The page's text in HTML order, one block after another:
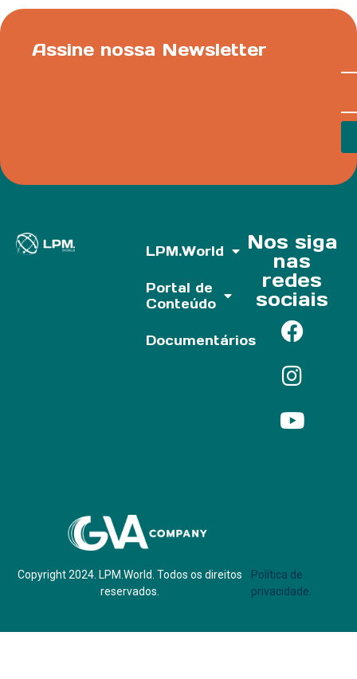
Assine nossa Newsletter
LPM.World
Portal de
Conteúdo
Documentários
Nos siga
nas
redes
sociais
Copyright 2024. LPM.World. Todos os direitos
reservados.
Política de
privacidade.